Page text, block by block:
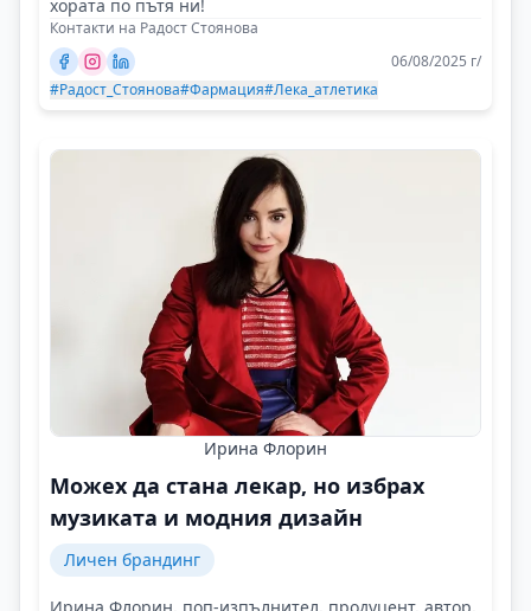
хората по пътя ни!
Контакти на Радост Стоянова
06/08/2025 г/
#Радост_Стоянова#Фармация#Лека_атлетика
Ирина Флорин
Можех да стана лекар, но избрах
музиката и модния дизайн
Личен брандинг